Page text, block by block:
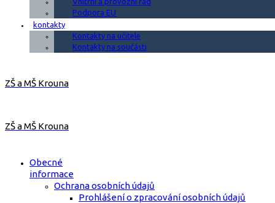
Podpora EU
kontakty
Kontakty na učitele
Kontakty na součásti
ZŠ a MŠ Krouna
ZŠ a MŠ Krouna
Obecné
informace
Ochrana osobních údajů
Prohlášení o zpracování osobních údajů